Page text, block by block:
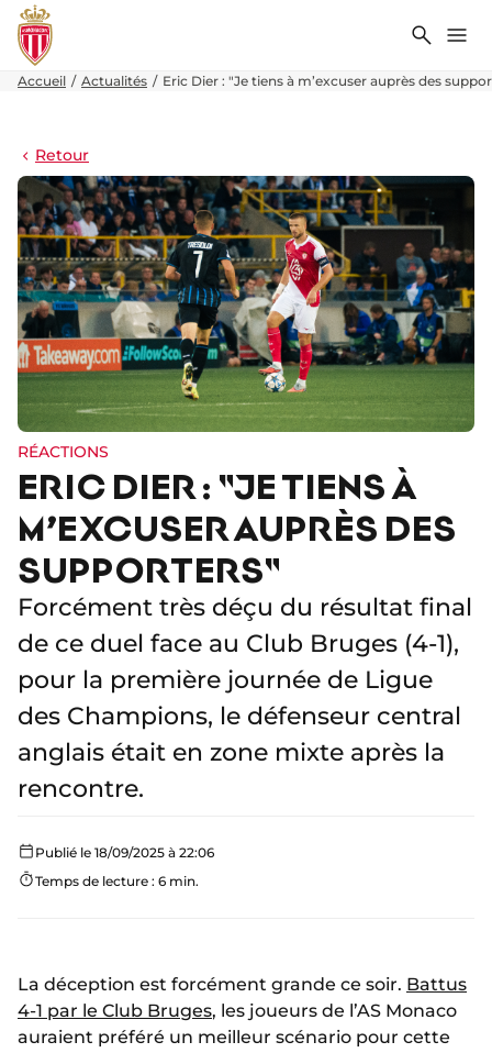
Accueil Actualités Eric Dier : "Je tiens à m’excuser auprès des
Retour
RÉACTIONS
ERIC DIER : "JE TIENS À
M’EXCUSER AUPRÈS DES
SUPPORTERS"
Forcément très déçu du résultat final
de ce duel face au Club Bruges (4-1),
pour la première journée de Ligue
des Champions, le défenseur central
anglais était en zone mixte après la
rencontre.
Publié le 18/09/2025 à 22:06
Temps de lecture : 6 min.
La déception est forcément grande ce soir. Battus
4-1 par le Club Bruges, les joueurs de l’AS Monaco
auraient préféré un meilleur scénario pour cette